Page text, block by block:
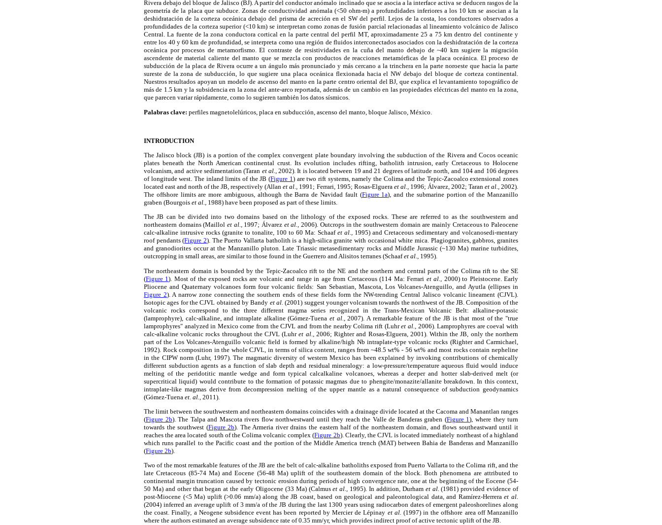
Rivera debajo del bloque de Jalisco (BJ). A partir del conductor anómalo inclinado que se asocia a la interface activa se deducen rasgos de la
geometría de la placa que subduce. Zonas de conductividad anómala (<50 ohm-m) a profundidades inferiores a los 10 km se asocian a la
deshidratación de la corteza oceánica debajo del prisma de acreción en el SW del perfil. Lejos de la costa, los conductores observados a
profundidades de la corteza superior (<10 km) se interpretan como zonas de fusión parcial relacionadas al lineamiento volcánico de Jalisco
Central. La fuente de la zona conductora cortical en la parte central del perfil MT, aproximadamente 25 a 75 km dentro del continente y
entre los 40 y 60 km de profundidad, se interpreta como una región de fluidos interconectados asociados con la deshidratación de la corteza
oceánica por procesos de metamorfismo. El contraste de resistividades en la cuña del manto debajo de ~40 km sugiere la migración
ascendente de material caliente del manto que se mezcla con productos de reacciones metamórficas de la placa oceánica. El proceso de
subducción de la placa de Rivera ocurre a un ángulo más pronunciado y más cercano a la trinchera en la parte noroeste que hacia la parte
sureste de la zona de subducción, lo que sugiere una placa oceánica flexionada hacia el NW debajo del bloque de corteza continental.
Nuestros resultados apoyan un modelo de ascenso del manto en la parte centro oriental del BJ, que explica el levantamiento topográfico de
más de 1.5 km y la subsidencia en la zona del ante-arco reportada, además de un cambio en las propiedades eléctricas del manto en la zona,
que parecen variar rápidamente, como lo sugieren también los datos sísmicos.
Palabras clave: perfiles magnetolelúricos, placa en subducción, ascenso del manto, bloque Jalisco, México.
INTRODUCTION
The Jalisco block (JB) is a portion of the complex convergent plate boundary involving the subduction of the Rivera and Cocos oceanic
plates beneath the North American continental crust. Its evolution includes rifting, batholith intrusion, early Cretaceous to Holocene
volcanism, and active sedimentation (Taran et al.,2002). It is located between 19 and 21 degrees of latitude north, and 104 and 106 degrees
of longitude west. The inland limits of the JB (Figure 1) are two rift systems, namely the Colima and the Tepic-Zacoalco extensional zones
located east and north of the JB, respectively (Allanet al., 1991; Ferrari, 1995; Rosas-Elguera et al.,1996; Álvarez, 2002; Taran et al.,2002).
The offshore limits are more ambiguous, although the Barra de Navidad fault (Figure 1a), and the submarine portion of the Manzanillo
graben (Bourgois et al., 1988) have been proposed as part of these limits.
The JB can be divided into two domains based on the lithology of the exposed rocks. These are referred to as the southwestern and
northeastern domains (Maillolet al.,1997; Álvarez et al., 2006). Outcrops in the southwestern domain are mainly Cretaceous to Paleocene
calc-alkaline intrusive rocks (granite to tonalite, 100 to 60 Ma: Schaaf et al., 1995) and Cretaceous sedimentary and volcanosedi-mentary
roof pendants (Figure 2). The Puerto Vallarta batholith is a high-silica granite with occasional white mica. Plagiogranites, gabbros, granites
and granodiorites occur at the Manzanillo pluton. Late Triassic metasedimentary rocks and Middle Jurassic (~130 Ma) marine turbidites,
outcropping in small areas, are similar to those found in the Guerrero and Alisitos terranes (Schaafet al., 1995).
The northeastern domain is bounded by the Tepic-Zacoalco rift to the NE and the northern and central parts of the Colima rift to the SE
(Figure 1). Most of the exposed rocks are volcanic and range in age from Cretaceous (114 Ma: Ferrari et al.,
2000) to Pleistocene. Early
Pliocene and Quaternary volcanoes form four volcanic fields: San Sebastian, Mascota, Los Volcanes-Atenguillo, and Ayutla (ellipses in
Figure 2). A narrow zone connecting the southern ends of these fields form the NW-trending Central Jalisco volcanic lineament (CJVL).
Isotopic ages for the CJVL obtained by Bandy et al. (2001) suggest younger volcanism towards the northwest of the JB. Composition of the
volcanic rocks correspond to the three different magma series recognized in the Trans-Mexican Volcanic Belt: alkaline-potassic
(lamprophyre), calc-alkaline, and intraplate alkaline (Gómez-Tuena et al.
, 2007). A remarkable feature of the JB is that most of the "true
lamprophyres" analyzed in Mexico come from the CJVL and from the nearby Colima rift (Luhret al.,
2006). Lamprophyres are coeval with
calc-alkaline volcanic rocks throughout the CJVL (Luhret al.,
2006; Righter and Rosas-Elguera, 2001). Within the JB, only the northern
part of the Los Volcanes-Atenguillo volcanic field is formed by alkaline/high Nb intraplate-type volcanic rocks (Righter and Carmichael,
1992). Rock composition in the whole CJVL, in terms of silica content, ranges from ~48.5 wt% - 56 wt% and most rocks contain nepheline
in the CIPW norm (Luhr, 1997). The magmatic diversity of western Mexico has been explained by invoking contributions of chemically
different subduction agents as a function of slab depth and residual mineralogy: a low-pressure/temperature aqueous fluid would induce
melting of the peridotitic mantle wedge and form typical calcalkaline volcanoes, whereas a deeper and hotter slab-derived melt (or
supercritical liquid) would contribute to the formation of potassic magmas due to phengite/monazite/allanite breakdown. In this context,
intraplate-like magmas derive from decompression melting of the upper mantle as a natural consequence of subduction geodynamics
(Gómez-Tuena et. al., 2011).
The limit between the southwestern and northeastern domains coincides with a drainage divide located at the Cacoma and Manantlan ranges
(Figure 2b). The Talpa and Mascota rivers flow northwestward until they reach the Valle de Banderas graben (Figure 1), where they turn
towards the southwest (Figure 2b). The Armeria river drains the eastern half of the northeastern domain, and flows southeastward until it
reaches the area located south of the Colima volcanic complex (Figure 2b). Clearly, the CJVL is located immediately northeast of a highland
which runs parallel to the Pacific coast and the portion of the Middle America trench (MAT) between Bahia de Banderas and Manzanillo
(Figure 2b).
Two of the most remarkable features of the JB are the belt of calc-alkaline batholiths exposed from Puerto Vallarta to the Colima rift, and the
late Cretaceous (85-74 Ma) and Eocene (56-48 Ma) uplift of the southeastern domain of the block. Both phenomena are attributed to
continental margin truncation caused by tectonic erosion during periods of high convergence rate, one at the beginning of the Eocene (54-
50 Ma) and other that began at the early Oligocene (33 Ma) (Calmuset al., 1995). In addition, Durham et al. (1981) provided evidence of
post-Miocene (<5 Ma) uplift (>0.06 mm/a) along the JB coast, based on geological and paleontological data, and Ramírez-Herreraet al.
(2004) inferred an average uplift of 3 mm/a of the JB during the last 1300 years using radiocarbon dates of emergent paleoshorelines along
the coast. Finally, a Neogene subsidence event has been reported by Mercier de Lépinay et al. (1997) in the offshore area off Manzanillo
where the authors estimated an average subsidence rate of 0.35 mm/yr, which provides indirect proof of active tectonic uplift of the JB.